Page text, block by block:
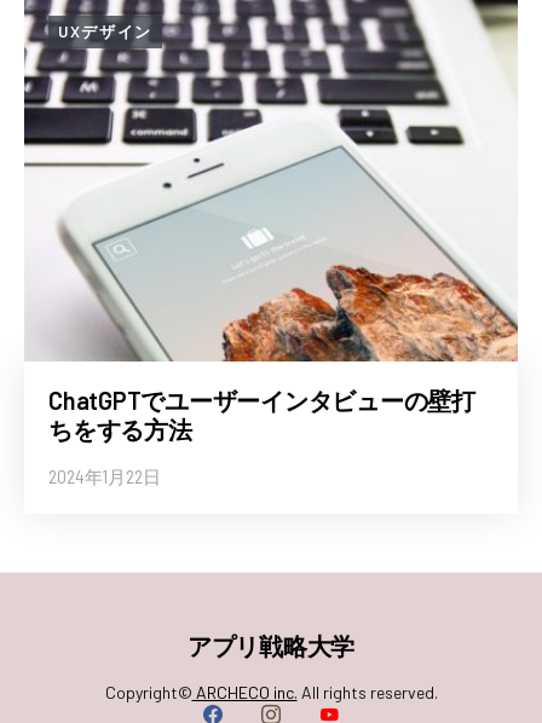
UXデザイン
ChatGPTでユーザーインタビューの壁打
ちをする方法
2024年1月22日
アプリ戦略大学
Copyright© ARCHECO inc. All rights reserved.